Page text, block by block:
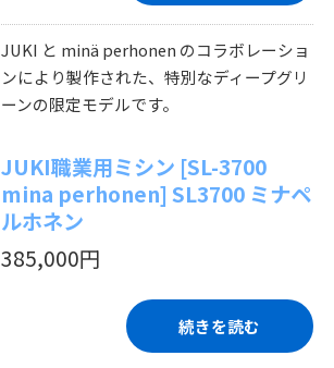
JUKI と minä perhonen のコラボレーショ
ンにより製作された、特別なディープグリ
ーンの限定モデルです。
JUKI職業用ミシン [SL-3700
mina perhonen] SL3700 ミナペ
ルホネン
385,000円
続きを読む